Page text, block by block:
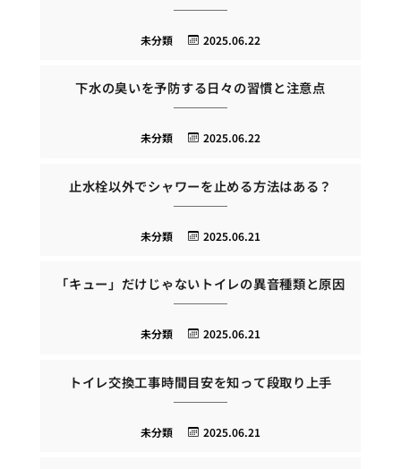
2025.06.22
未分類
下水の臭いを予防する日々の習慣と注意点
2025.06.22
未分類
止水栓以外でシャワーを止める方法はある？
2025.06.21
未分類
「キュー」だけじゃないトイレの異音種類と原因
2025.06.21
未分類
トイレ交換工事時間目安を知って段取り上手
2025.06.21
未分類